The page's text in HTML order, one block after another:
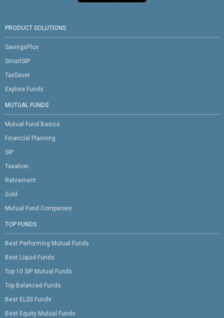
PRODUCT SOLUTIONS
SavingsPlus
SmartSIP
TaxSaver
Explore Funds
MUTUAL FUNDS
Mutual Fund Basics
Financial Planning
SIP
Taxation
Retirement
Gold
Mutual Fund Companies
TOP FUNDS
Best Performing Mutual Funds
Best Liquid Funds
Top 10 SIP Mutual Funds
Top Balanced Funds
Best ELSS Funds
Best Equity Mutual Funds